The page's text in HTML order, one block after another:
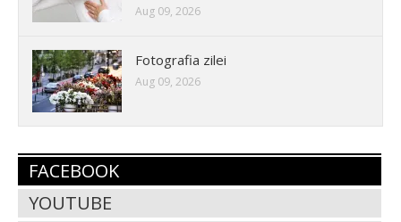
Aug 09, 2026
Fotografia zilei
Aug 09, 2026
FACEBOOK
YOUTUBE